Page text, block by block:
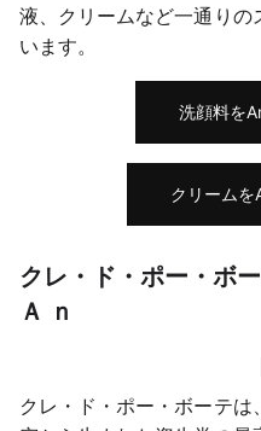
液、クリームなど一通りの
います。
洗顔料を
クリーム
クレ・ド・ポー・ボ
Ａ ｎ
クレ・ド・ポー・ボーテ